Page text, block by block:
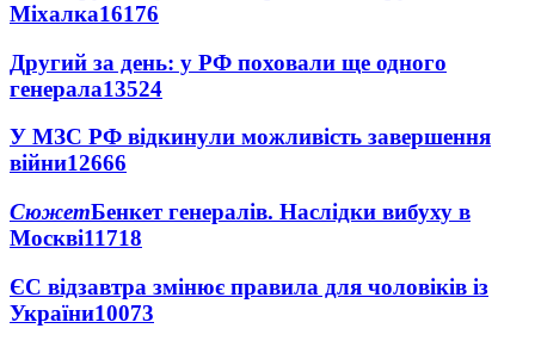
Міхалка16176
Другий за день: у РФ поховали ще одного
генерала13524
У МЗС РФ відкинули можливість завершення
війни12666
СюжетБенкет генералів. Наслідки вибуху в
Москві11718
ЄС відзавтра змінює правила для чоловіків із
України10073